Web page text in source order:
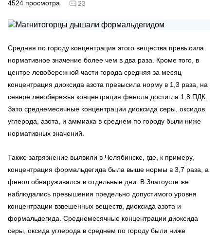
4524 просмотра 23
Средняя по городу концентрация этого вещества превысила
нормативное значение более чем в два раза. Кроме того, в
центре левобережной части города средняя за месяц
концентрация диоксида азота превысила норму в 1,3 раза, на
севере левобережья концентрация фенола достигла 1,8 ПДК.
Зато среднемесячные концентрации диоксида серы, оксидов
углерода, азота, и аммиака в среднем по городу были ниже
нормативных значений.
Также загрязнение выявили в Челябинске, где, к примеру,
концентрация формальдегида была выше нормы в 3,7 раза, а
фенол обнаруживался в отдельные дни. В Златоусте же
наблюдались превышения предельно допустимого уровня
концентрации взвешенных веществ, диоксида азота и
формальдегида. Среднемесячные концентрации диоксида
серы, оксида углерода в среднем по городу были ниже